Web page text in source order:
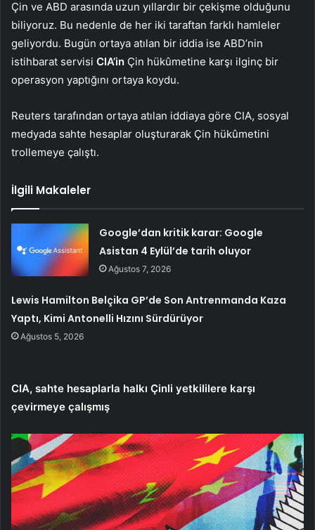
Çin ve ABD arasında uzun yıllardır bir çekişme olduğunu
biliyoruz. Bu nedenle de her iki taraftan farklı hamleler
geliyordu. Bugün ortaya atılan bir iddia ise ABD’nin
istihbarat servisi CIA’in Çin hükûmetine karşı ilginç bir
operasyon yaptığını ortaya koydu.
Reuters tarafından ortaya atılan iddiaya göre CIA, sosyal
medyada sahte hesaplar oluşturarak Çin hükûmetini
trollemeye çalıştı.
İlgili Makaleler
Google’dan kritik karar: Google
Asistan 4 Eylül’de tarih oluyor
Ağustos 7, 2026
Lewis Hamilton Belçika GP’de Son Antrenmanda Kaza
Yaptı, Kimi Antonelli Hızını Sürdürüyor
Ağustos 5, 2026
CIA, sahte hesaplarla halkı Çinli yetkililere karşı
çevirmeye çalışmış